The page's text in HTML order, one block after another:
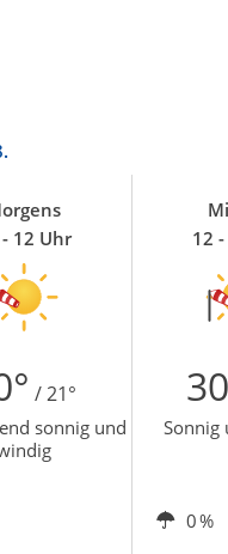
12 Uhr
12
/ 21°
sonnig und
Sonnig
0 %
heute
Sonnenscheindauerkarte